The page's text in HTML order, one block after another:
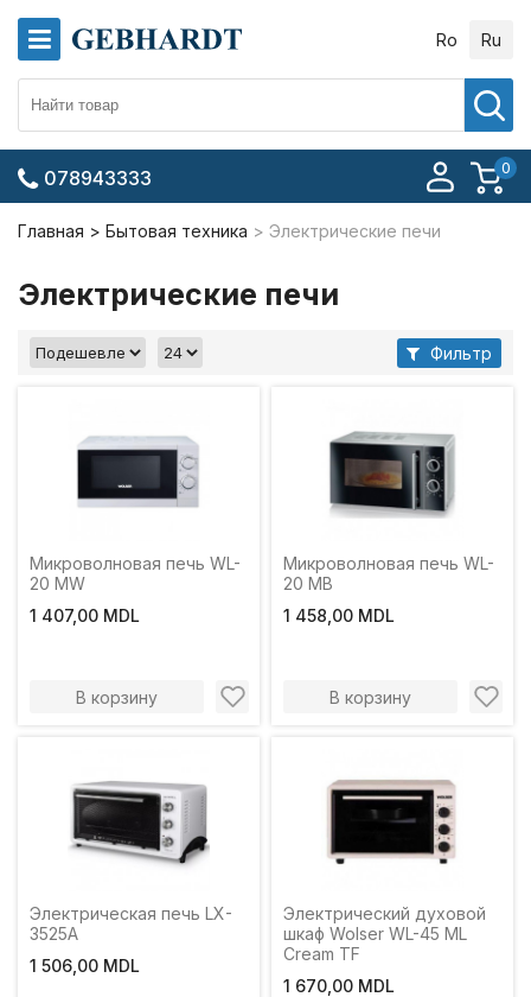
Ro Ru
0
078943333
Главная Бытовая техника Электрические печи
Электрические печи
Фильтр
Микроволновая печь WL-
20 MW
1 407,00 MDL
В корзину
Микроволновая печь WL-
20 MB
1 458,00 MDL
В корзину
Электрическая печь LX-
3525A
1 506,00 MDL
Электрический духовой
шкаф Wolser WL-45 ML
Cream TF
1 670,00 MDL